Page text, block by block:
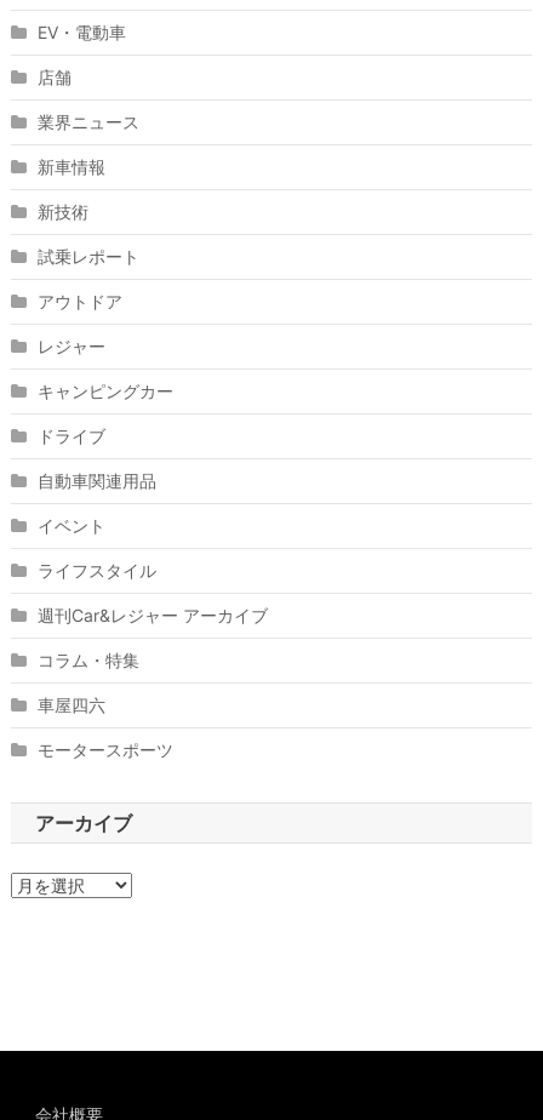
EV・電動車
店舗
業界ニュース
新車情報
新技術
試乗レポート
アウトドア
レジャー
キャンピングカー
ドライブ
自動車関連用品
イベント
ライフスタイル
週刊Car&レジャー アーカイブ
コラム・特集
車屋四六
モータースポーツ
アーカイブ
ア
会社概要